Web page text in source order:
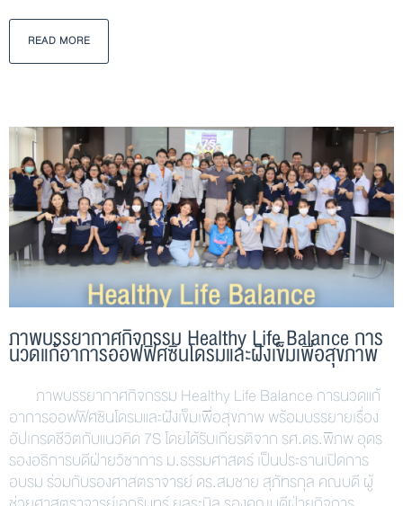
READ MORE
ภาพบรรยากาศกิจกรรม Healthy Life Balance การ
นวดแก้อาการออฟฟิศซินโดรมและฝังเข็มเพื่อสุขภาพ
ภาพบรรยากาศกิจกรรม Healthy Life Balance การนวดแก้
อาการออฟฟิศซินโดรมและฝังเข็มเพื่อสุขภาพ พร้อมบรรยายเรื่อง
อัปเกรดชีวิตกับแนวคิด 7S โดยได้รับเกียรติจาก รศ.ดร.พิภพ อุดร
รองอธิการบดีฝ่ายวิชาการ ม.ธรรมศาสตร์ เป็นประธานเปิดการ
อบรม ร่วมกับรองศาสตราจารย์ ดร.สมชาย สุภัทรกุล คณบดี ผู้